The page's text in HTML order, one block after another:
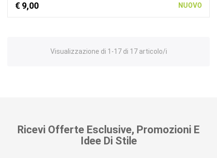
€ 9,00 NUOVO
Visualizzazione di 1-17 di 17 articolo/i
Ricevi Offerte Esclusive, Promozioni E
Idee Di Stile